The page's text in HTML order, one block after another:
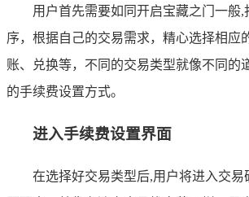
用户首先需要如同开启宝藏之门一般,
序，根据自己的交易需求，精心选择相应
账、兑换等，不同的交易类型就像不同的
的手续费设置方式。
进入手续费设置界面
在选择好交易类型后,用户将进入交易